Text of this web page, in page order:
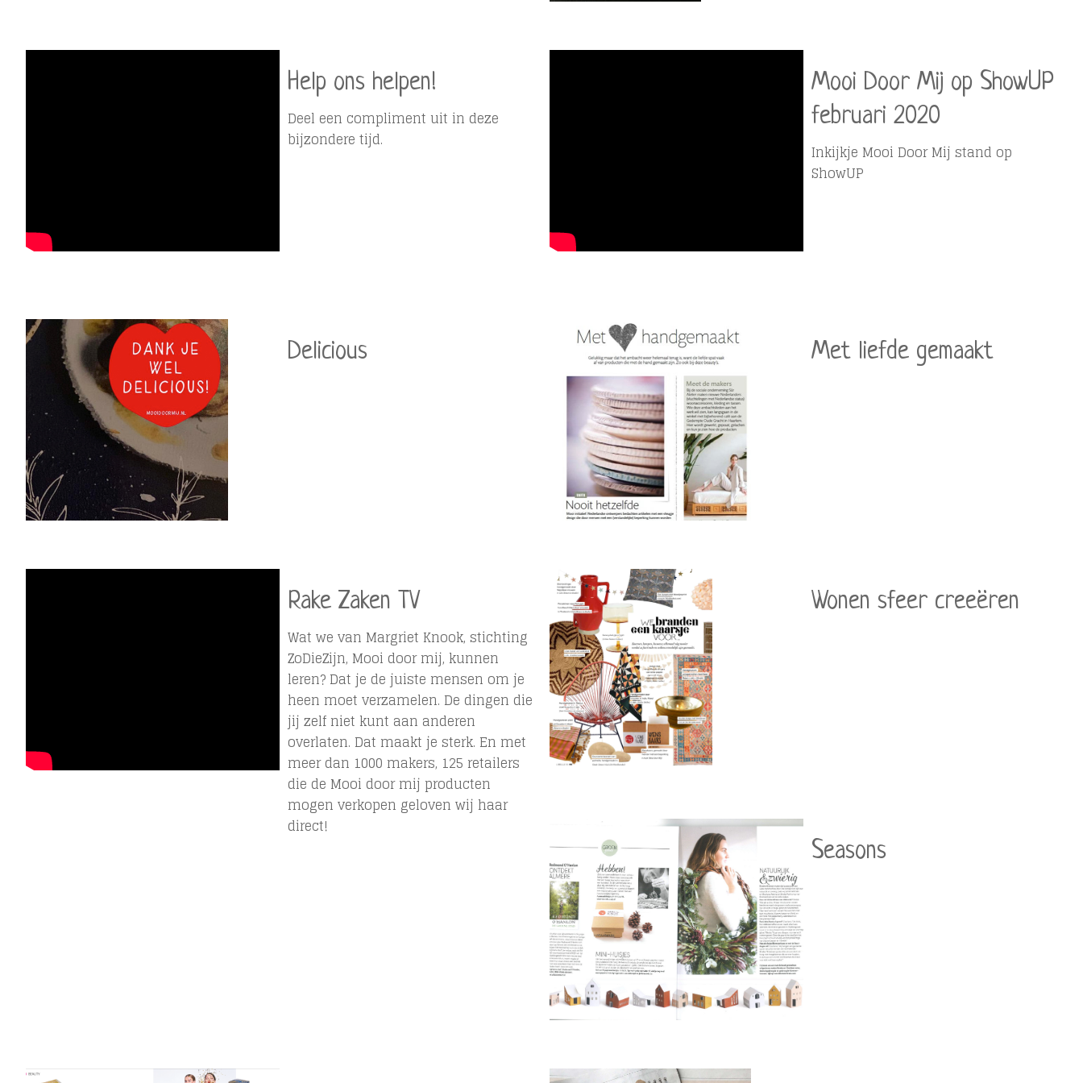
Help ons helpen!
Deel een compliment uit in deze
bijzondere tijd.
Mooi Door Mij op ShowUP
februari 2020
Inkijkje Mooi Door Mij stand op
ShowUP
Delicious Met liefde gemaakt
Rake Zaken TV
Wat we van Margriet Knook, stichting
ZoDieZijn, Mooi door mij, kunnen
leren? Dat je de juiste mensen om je
heen moet verzamelen. De dingen die
jij zelf niet kunt aan anderen
overlaten. Dat maakt je sterk. En met
meer dan 1000 makers, 125 retailers
die de Mooi door mij producten
mogen verkopen geloven wij haar
direct!
Wonen sfeer creeëren
Seasons